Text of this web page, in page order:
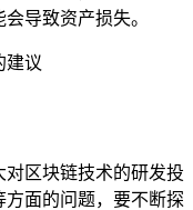
导致资产损失。
建议
区块链技术的研发投
方面的问题，要不断探